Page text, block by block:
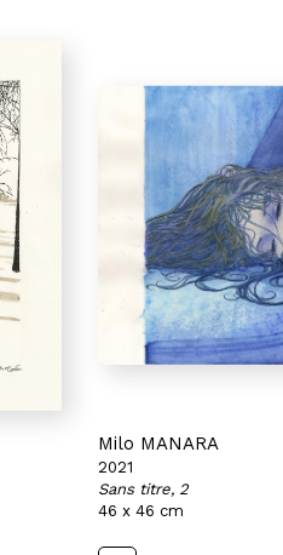
Milo MANARA
2021
Sans titre, 2
46 x 46 cm